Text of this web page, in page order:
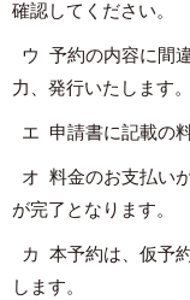
確認してください。
ウ 予約の内容に間
力、発行いたします。
エ 申請書に記載の
オ 料金のお支払い
が完了となります。
カ 本予約は、仮予
します。